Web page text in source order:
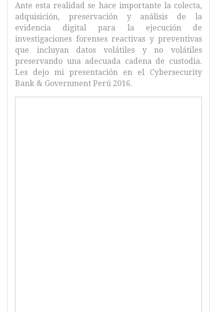
Ante esta realidad se hace importante la colecta,
adquisición, preservación y análisis de la
evidencia digital para la ejecución de
investigaciones forenses reactivas y preventivas
que incluyan datos volátiles y no volátiles
preservando una adecuada cadena de custodia.
Les dejo mi presentación en el Cybersecurity
Bank & Government Perú 2016.